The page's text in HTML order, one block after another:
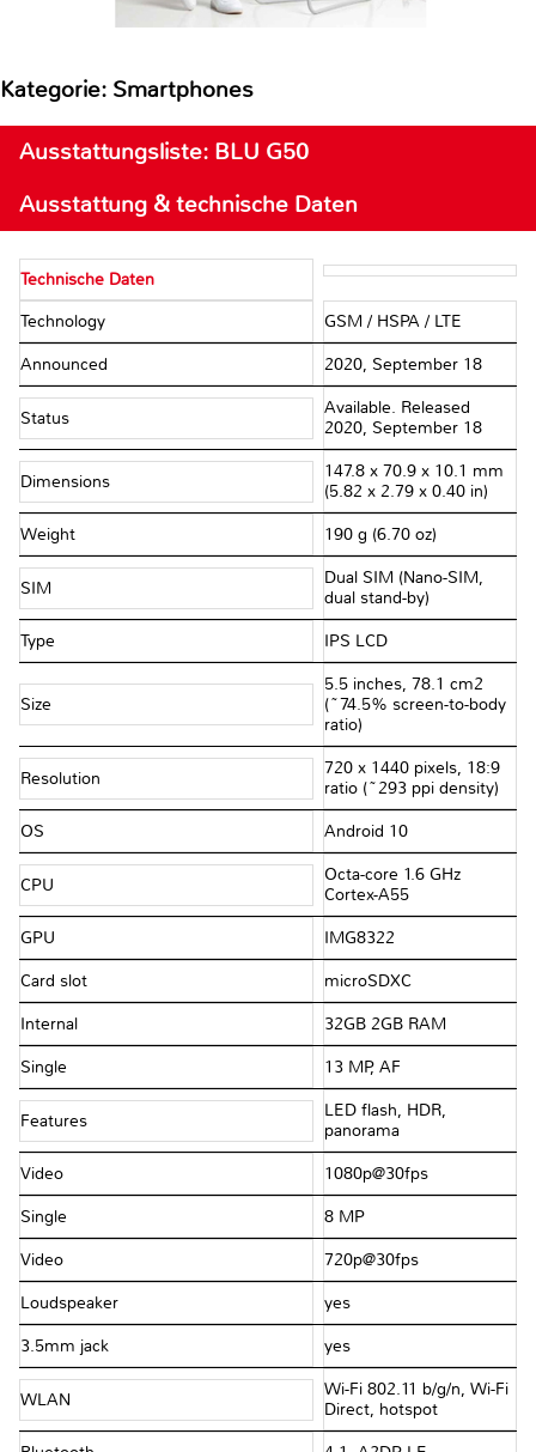
Kategorie: Smartphones
Ausstattungsliste: BLU G50
Ausstattung & technische Daten
Technische Daten
Technology GSM / HSPA / LTE
Announced 2020, September 18
Status
Available. Released
2020, September 18
Dimensions
147.8 x 70.9 x 10.1 mm
(5.82 x 2.79 x 0.40 in)
Weight 190 g (6.70 oz)
SIM
Dual SIM (Nano-SIM,
dual stand-by)
Type IPS LCD
Size
5.5 inches, 78.1 cm2
(~74.5% screen-to-body
ratio)
Resolution
720 x 1440 pixels, 18:9
ratio (~293 ppi density)
OS Android 10
CPU
Octa-core 1.6 GHz
Cortex-A55
GPU IMG8322
Card slot microSDXC
Internal 32GB 2GB RAM
Single 13 MP, AF
Features
LED flash, HDR,
panorama
Video 1080p@30fps
Single 8 MP
Video 720p@30fps
Loudspeaker yes
3.5mm jack yes
WLAN
Wi-Fi 802.11 b/g/n, Wi-Fi
Direct, hotspot